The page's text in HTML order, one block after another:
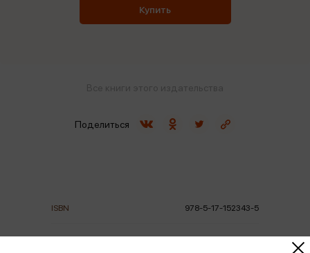
ISBN 978-5-17-152343-5
Издательство АСТ
Купить
Поделиться